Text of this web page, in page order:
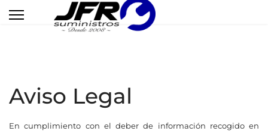
Aviso Legal
En cumplimiento con el deber de información recogido en